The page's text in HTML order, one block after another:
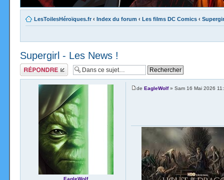
LesToilesHéroïques.fr ‹ Index du forum ‹ Les films DC Comics ‹
Supergirl - Les News !
Répondre
de EagleWolf» Sam 16 Mai 2026
EagleWolf